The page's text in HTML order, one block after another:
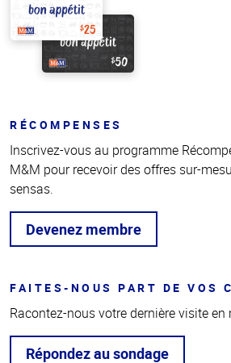
RÉCOMPENSES
Inscrivez-vous au programme
M&M pour recevoir des offres sur-
sensas.
Devenez membre
FAITES-NOUS PART DE VOS
Racontez-nous votre dernière visite en
Répondez au sondage